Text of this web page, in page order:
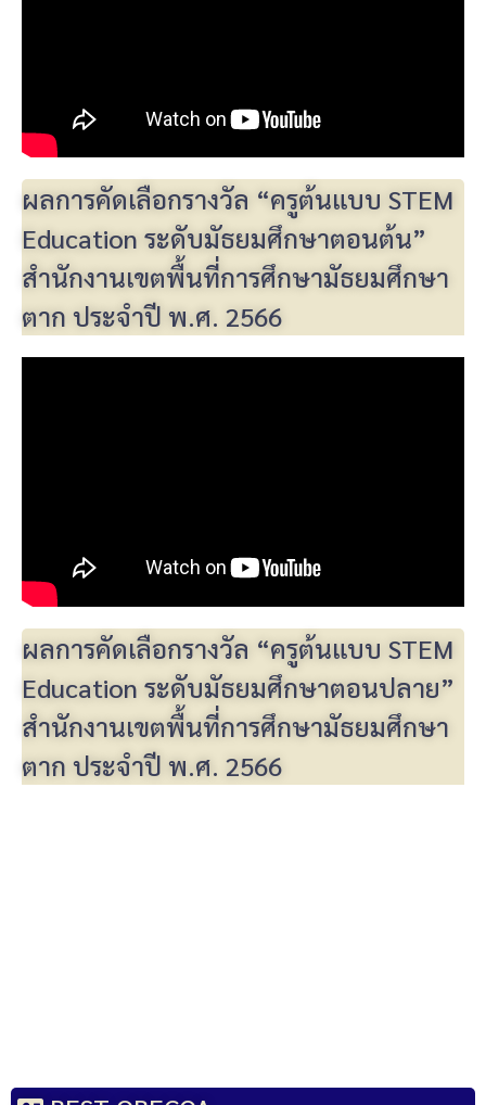
ผลการคัดเลือกรางวัล “ครูต้นแบบ STEM
Education ระดับมัธยมศึกษาตอนต้น”
สำนักงานเขตพื้นที่การศึกษามัธยมศึกษา
ตาก ประจำปี พ.ศ. 2566
ผลการคัดเลือกรางวัล “ครูต้นแบบ STEM
Education ระดับมัธยมศึกษาตอนปลาย”
สำนักงานเขตพื้นที่การศึกษามัธยมศึกษา
ตาก ประจำปี พ.ศ. 2566